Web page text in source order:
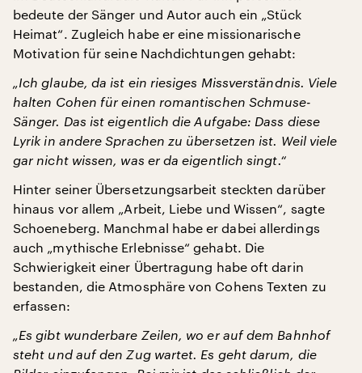
bedeute der Sänger und Autor auch ein „Stück
Heimat“. Zugleich habe er eine missionarische
Motivation für seine Nachdichtungen gehabt:
„Ich glaube, da ist ein riesiges Missverständnis. Viele
halten Cohen für einen romantischen Schmuse-
Sänger. Das ist eigentlich die Aufgabe: Dass diese
Lyrik in andere Sprachen zu übersetzen ist. Weil viele
gar nicht wissen, was er da eigentlich singt.“
Hinter seiner Übersetzungsarbeit steckten darüber
hinaus vor allem „Arbeit, Liebe und Wissen“, sagte
Schoeneberg. Manchmal habe er dabei allerdings
auch „mythische Erlebnisse“ gehabt. Die
Schwierigkeit einer Übertragung habe oft darin
bestanden, die Atmosphäre von Cohens Texten zu
erfassen:
„Es gibt wunderbare Zeilen, wo er auf dem Bahnhof
steht und auf den Zug wartet. Es geht darum, die